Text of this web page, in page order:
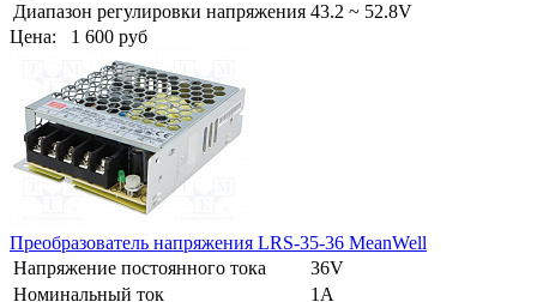
Диапазон регулировки напряжения 43.2 ~ 52.8V
Цена: 1 600 руб
Преобразователь напряжения LRS-35-36 MeanWell
Напряжение постоянного тока
36V
Номинальный ток
1A